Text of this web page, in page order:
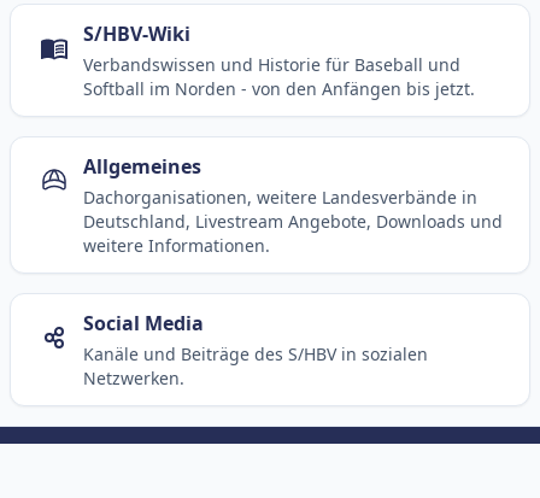
S/HBV-Wiki
Verbandswissen und Historie für Baseball und
Softball im Norden - von den Anfängen bis jetzt.
Allgemeines
Dachorganisationen, weitere Landesverbände in
Deutschland, Livestream Angebote, Downloads und
weitere Informationen.
Social Media
Kanäle und Beiträge des S/HBV in sozialen
Netzwerken.